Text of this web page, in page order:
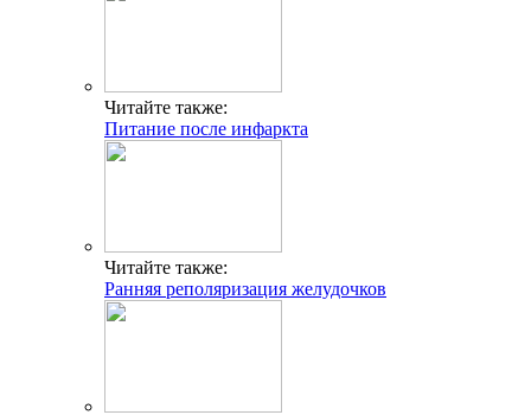
Читайте также:
Питание после инфаркта
Читайте также:
Ранняя реполяризация желудочков